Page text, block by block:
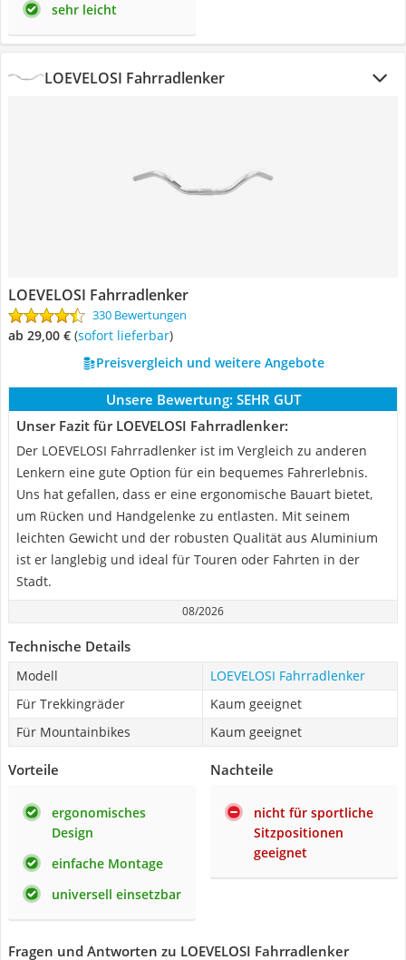
sehr leicht
LOEVELOSI Fahrradlenker
LOEVELOSI Fahrradlenker
330 Bewertungen
ab 29,00 € ( Sofort lieferbar)
Preisvergleich und weitere Angebote
Unsere Bewertung: SEHR GUT
Unser Fazit für LOEVELOSI Fahrradlenker:
Der LOEVELOSI Fahrradlenker ist im Vergleich zu anderen
Lenkern eine gute Option für ein bequemes Fahrerlebnis.
Uns hat gefallen, dass er eine ergonomische Bauart bietet,
um Rücken und Handgelenke zu entlasten. Mit seinem
leichten Gewicht und der robusten Qualität aus Aluminium
ist er langlebig und ideal für Touren oder Fahrten in der
Stadt.
08/2026
Technische Details
Modell
LOEVELOSI Fahrradlenker
Für Trekkingräder
Kaum geeignet
Für Mountainbikes
Kaum geeignet
Vorteile
ergonomisches
Design
einfache Montage
universell einsetzbar
Nachteile
nicht für sportliche
Sitzpositionen
geeignet
Fragen und Antworten zu LOEVELOSI Fahrradlenker